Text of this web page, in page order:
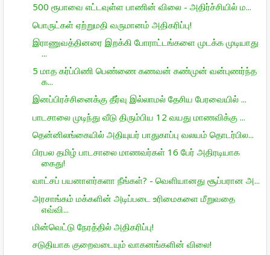
500 ரூபாவை எட்டவுள்ள பாணின் விலை - அதிர்ச்சியில் ம...
பொருட்கள் ஏற்றுமதி வருமானம் அதிகரிப்பு!
இராணுவத்தினரை இறக்கி போராட்டங்களை முடக்க முடியாது
...
5 மாத கர்ப்பிணி பெண்ணை கணவன் கண்முன் வன்புணர்ந்த
க...
இனப்பிரச்சினைக்கு தீர்வு இல்லாமல் தேசிய பேரவையில் ...
பாடசாலை முடிந்து வீடு திரும்பிய 12 வயது மாணவிக்கு ...
தென்னிலங்கையில் அதியுயர் பாதுகாப்பு வலயம் தொடர்பில...
பிரபல தமிழ் பாடசாலை மாணவர்கள் 16 பேர் அதிரடியாக
கைது!
வாட்சப் பயனாளர்களா நீங்கள்? - வெளியானது சூப்பரான அ...
அரசாங்கம் மக்களின் அடிப்படை உரிமைகளை மீறுவதை
எவ்வி...
மின்வெட்டு நேரத்தில் அதிகரிப்பு!
சடுதியாக குறைவடையும் வாகனங்களின் விலை!